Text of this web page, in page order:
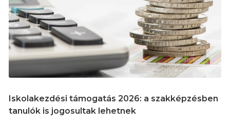
Iskolakezdési támogatás 2026: a szakképzésben
tanulók is jogosultak lehetnek